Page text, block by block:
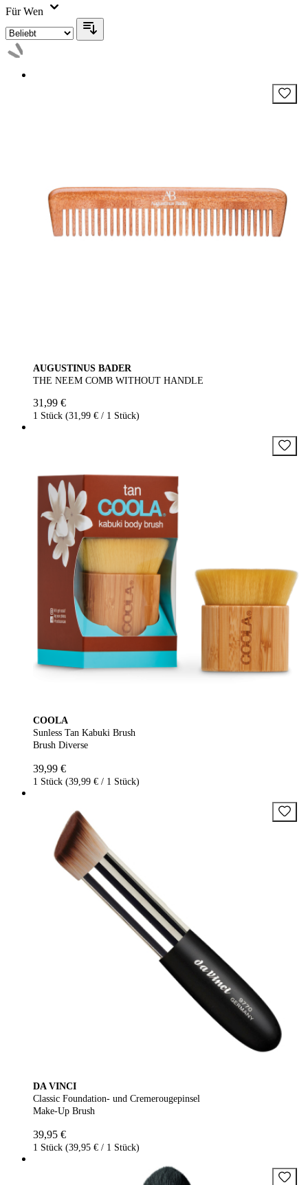
Für Wen
AUGUSTINUS BADER
THE NEEM COMB WITHOUT HANDLE
31,99 €
1 Stück (31,99 € / 1 Stück)
COOLA
Sunless Tan Kabuki Brush
Brush Diverse
39,99 €
1 Stück (39,99 € / 1 Stück)
DA VINCI
Classic Foundation- und Cremerougepinsel
Make-Up Brush
39,95 €
1 Stück (39,95 € / 1 Stück)